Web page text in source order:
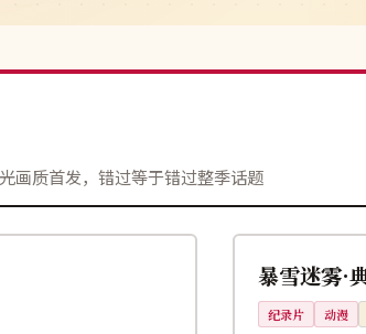
画质首发，错过等于错过整季话题
108分钟
日本
院线
暴雪迷雾·
纪录片 动漫